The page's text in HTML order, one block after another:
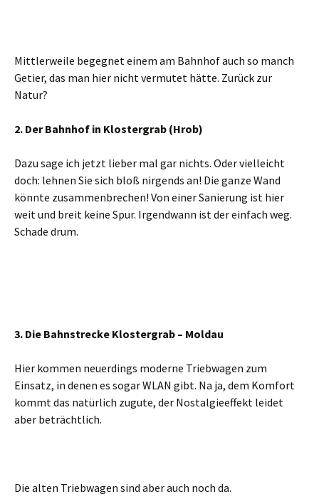
Mittlerweile begegnet einem am Bahnhof auch so manch
Getier, das man hier nicht vermutet hätte. Zurück zur
Natur?
2. Der Bahnhof in Klostergrab (Hrob)
Dazu sage ich jetzt lieber mal gar nichts. Oder vielleicht
doch: lehnen Sie sich bloß nirgends an! Die ganze Wand
könnte zusammenbrechen! Von einer Sanierung ist hier
weit und breit keine Spur. Irgendwann ist der einfach weg.
Schade drum.
3. Die Bahnstrecke Klostergrab – Moldau
Hier kommen neuerdings moderne Triebwagen zum
Einsatz, in denen es sogar WLAN gibt. Na ja, dem Komfort
kommt das natürlich zugute, der Nostalgieeffekt leidet
aber beträchtlich.
Die alten Triebwagen sind aber auch noch da.